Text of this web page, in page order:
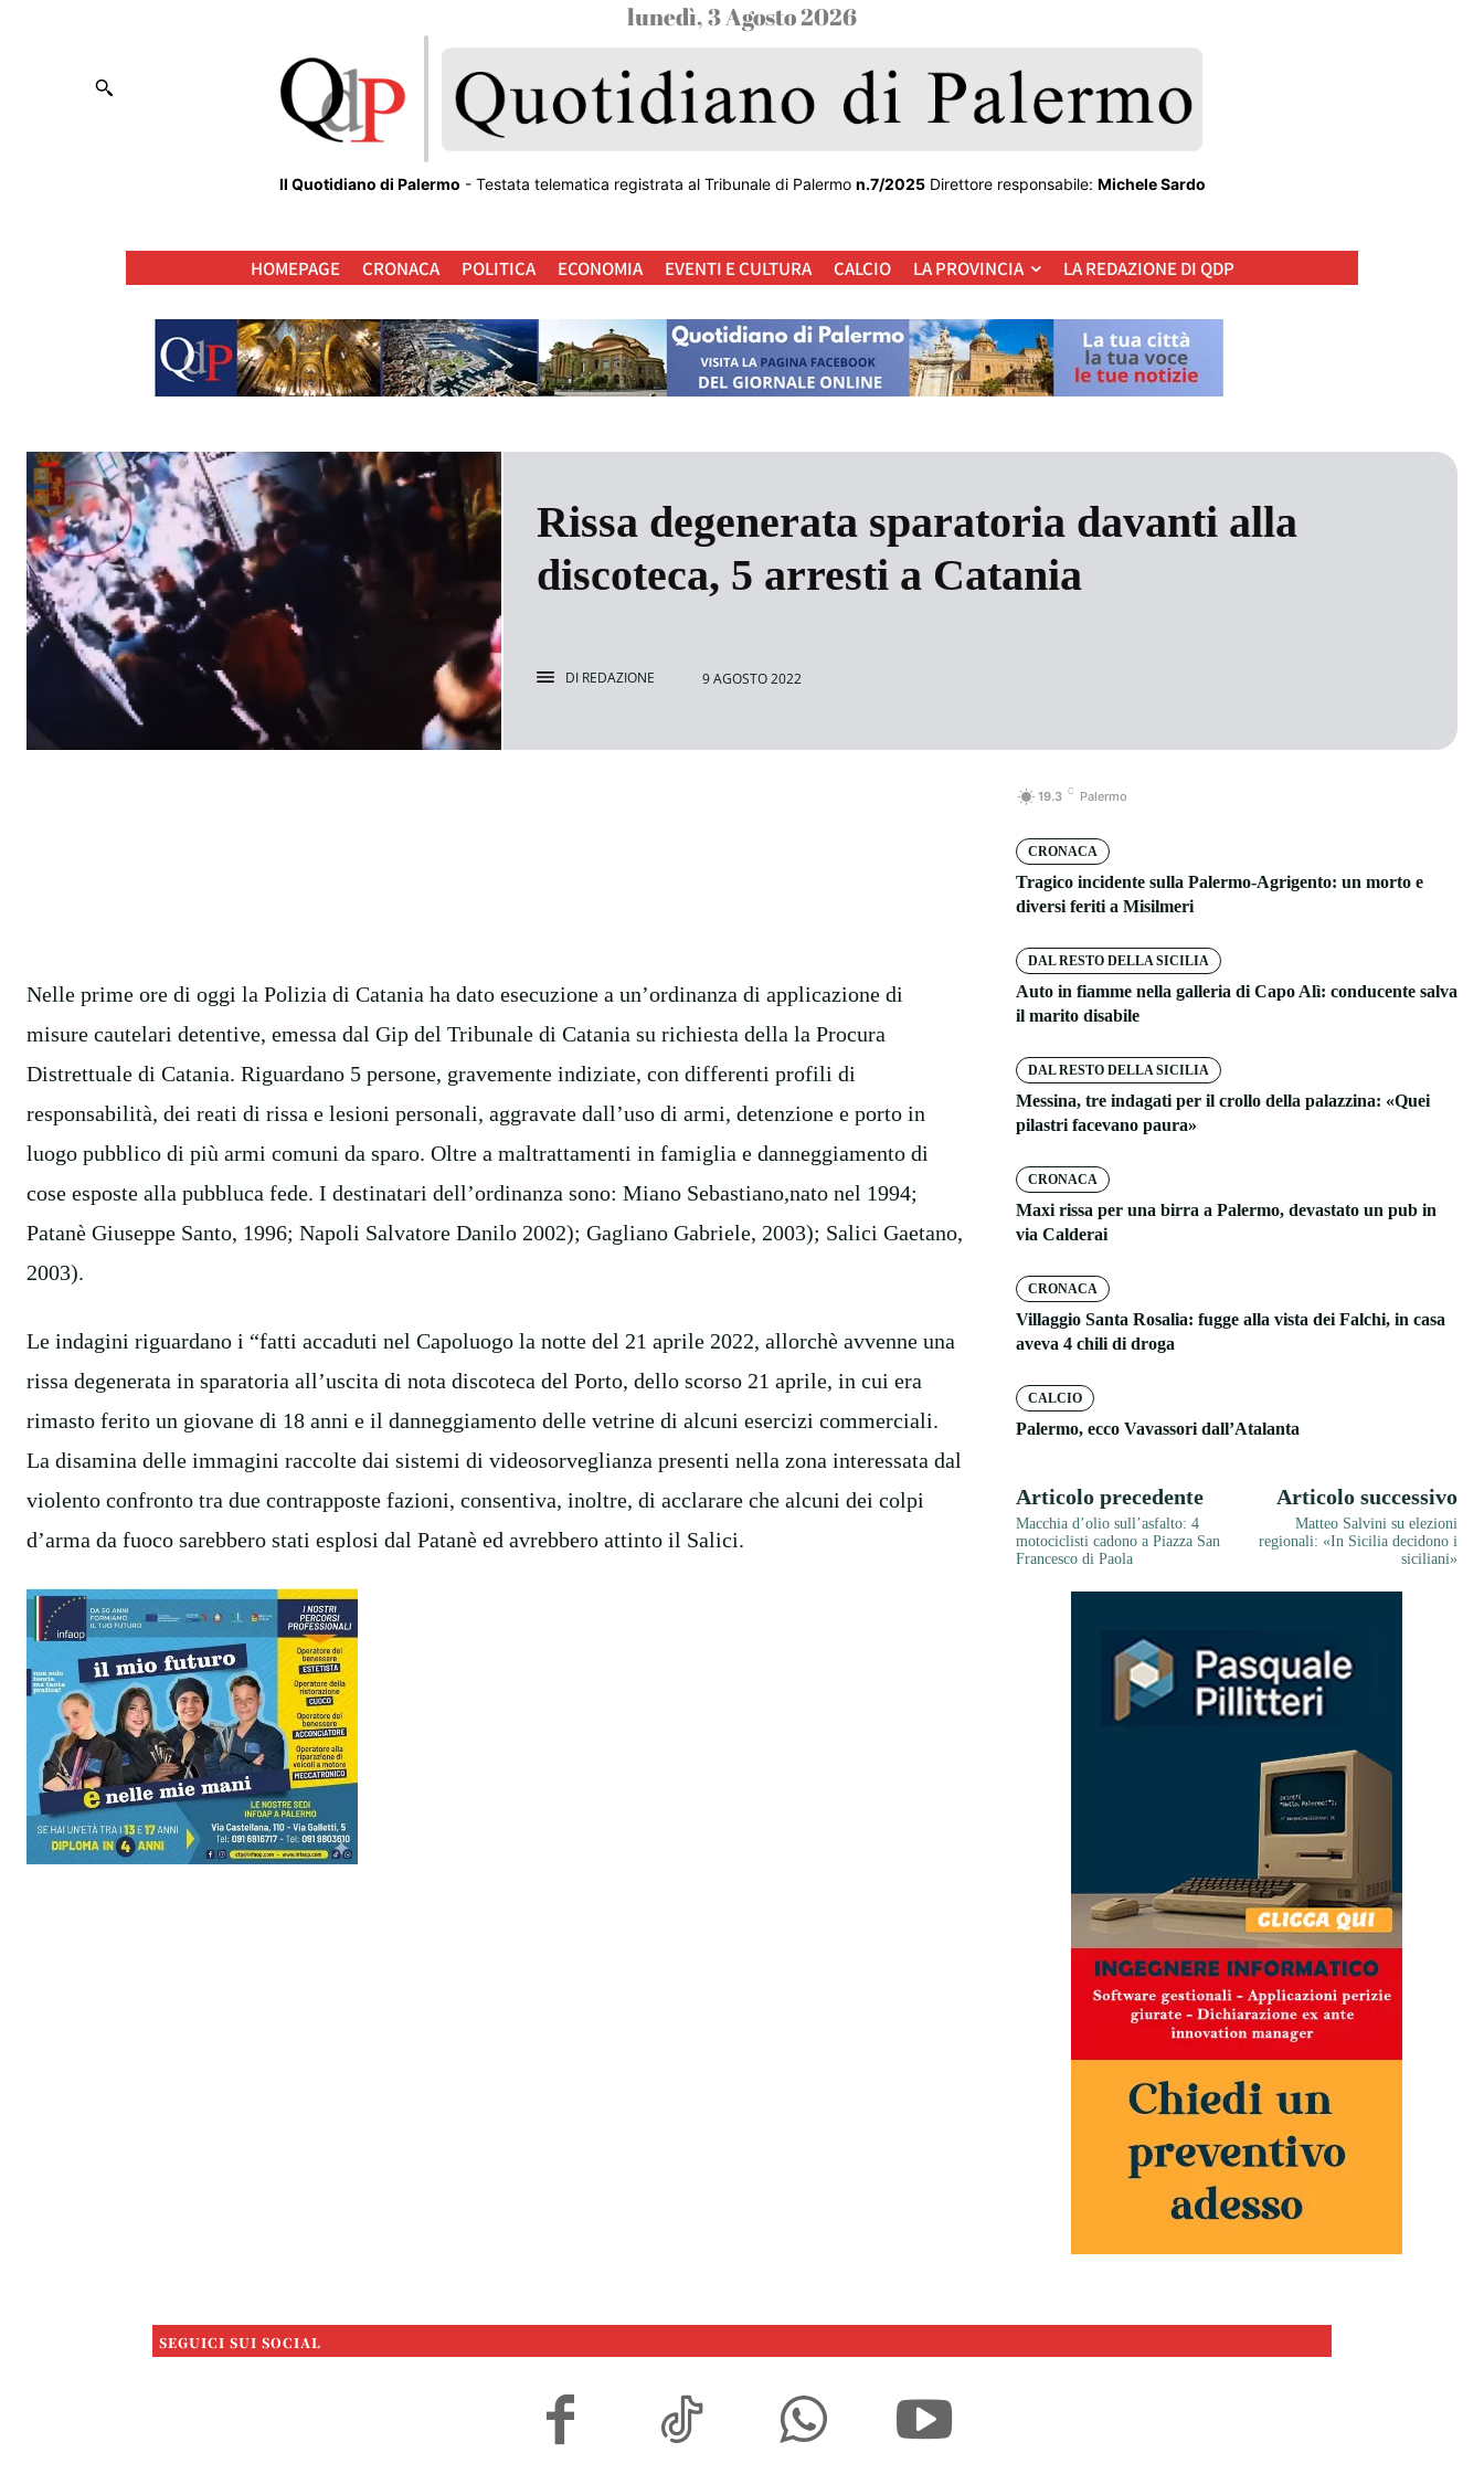
lunedì, 3 Agosto 2026
Il Quotidiano di Palermo - Testata telematica registrata al Tribunale di Palermo n.7/2025Direttore responsabile: Michele Sardo
HOMEPAGE CRONACA POLITICA ECONOMIA EVENTI E CULTURA CALCIO LA PROVINCIA LA REDAZIONE DI QDP
Rissa degenerata sparatoria davanti alla
discoteca, 5 arresti a Catania
DI REDAZIONE 9 AGOSTO 2022
Nelle prime ore di oggi la Polizia di Catania ha dato esecuzione a un’ordinanza di applicazione di
misure cautelari detentive, emessa dal Gip del Tribunale di Catania su richiesta della la Procura
Distrettuale di Catania. Riguardano 5 persone, gravemente indiziate, con differenti profili di
responsabilità, dei reati di rissa e lesioni personali, aggravate dall’uso di armi, detenzione e porto in
luogo pubblico di più armi comuni da sparo. Oltre a maltrattamenti in famiglia e danneggiamento di
cose esposte alla pubbluca fede. I destinatari dell’ordinanza sono: Miano Sebastiano,nato nel 1994;
Patanè Giuseppe Santo, 1996; Napoli Salvatore Danilo 2002); Gagliano Gabriele, 2003); Salici Gaetano,
2003).
Le indagini riguardano i “fatti accaduti nel Capoluogo la notte del 21 aprile 2022, allorchè avvenne una
rissa degenerata in sparatoria all’uscita di nota discoteca del Porto, dello scorso 21 aprile, in cui era
rimasto ferito un giovane di 18 anni e il danneggiamento delle vetrine di alcuni esercizi commerciali.
La disamina delle immagini raccolte dai sistemi di videosorveglianza presenti nella zona interessata dal
violento confronto tra due contrapposte fazioni, consentiva, inoltre, di acclarare che alcuni dei colpi
d’arma da fuoco sarebbero stati esplosi dal Patanè ed avrebbero attinto il Salici.
19.3 C Palermo
CRONACA
Tragico incidente sulla Palermo-Agrigento: un morto e
diversi feriti a Misilmeri
DAL RESTO DELLA SICILIA
Auto in fiamme nella galleria di Capo Alì: conducente salva
il marito disabile
DAL RESTO DELLA SICILIA
Messina, tre indagati per il crollo della palazzina: «Quei
pilastri facevano paura»
CRONACA
Maxi rissa per una birra a Palermo, devastato un pub in
via Calderai
CRONACA
Villaggio Santa Rosalia: fugge alla vista dei Falchi, in casa
aveva 4 chili di droga
CALCIO
Palermo, ecco Vavassori dall’Atalanta
Articolo precedente
Macchia d’olio sull’asfalto: 4
motociclisti cadono a Piazza San
Francesco di Paola
Articolo successivo
Matteo Salvini su elezioni
regionali: «In Sicilia decidono i
siciliani»
SEGUICI SUI SOCIAL